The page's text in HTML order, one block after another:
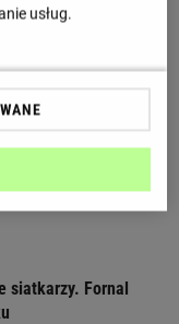
na długo.
należy postąpić
siatkarzy. Fornal
usług.